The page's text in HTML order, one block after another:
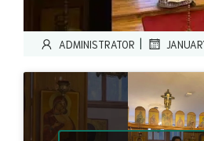
ADMINISTRATOR |